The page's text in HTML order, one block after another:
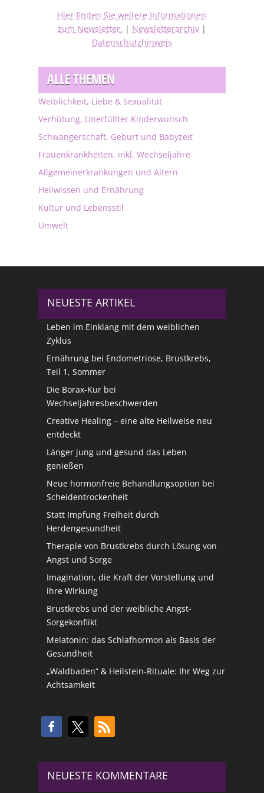
Hier finden Sie weitere Informationen
zum Newsletter. | Newsletterarchiv|
Datenschutzhinweis
ALLE THEMEN
Weiblichkeit, Liebe & Sexualität
Verhütung, Unerfüllter Kinderwunsch
Schwangerschaft, Geburt und Babyzeit
Frauenkrankheiten, inkl. Wechseljahre
Allgemeinerkrankungen und Altern
Heilwissen und Ernährung
Kultur und Lebensstil
Umwelt
NEUESTE ARTIKEL
Leben im Einklang mit dem weiblichen
Zyklus
Ernährung bei Endometriose, Brustkrebs,
Teil 1, Sommer
Die Borax-Kur bei
Wechseljahresbeschwerden
Creative Healing – eine alte Heilweise neu
entdeckt
Länger jung und gesund das Leben
genießen
Neue hormonfreie Behandlungsoption bei
Scheidentrockenheit
Statt Impfung Freiheit durch
Herdengesundheit
Therapie von Brustkrebs durch Lösung von
Angst und Sorge
Imagination, die Kraft der Vorstellung und
ihre Wirkung
Brustkrebs und der weibliche Angst-
Sorgekonflikt
Melatonin: das Schlafhormon als Basis der
Gesundheit
„Waldbaden“ & Heilstein-Rituale: Ihr Weg zur
Achtsamkeit
NEUESTE KOMMENTARE